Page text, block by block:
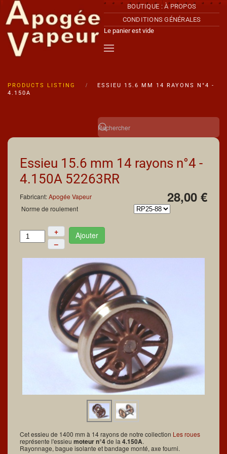
Accéder au contenu principal
BOUTIQUE : À PROPOS
CONDITIONS GÉNÉRALES
Le panier est vide
PRODUCTS LISTING
ESSIEU 15.6 MM 14 RAYONS N°4 -
4.150A
Essieu 15.6 mm 14 rayons n°4 -
4.150A 52263RR
28,00 €
Fabricant:Apogée Vapeur
Norme de roulement
+
–
Ajouter
Cet essieu de 1400 mm à 14 rayons de notre collection Les roues
représente l'essieu moteur n°4de la 4.150A.
Rayonnage, bague isolante et bandage monté, axe fourni.